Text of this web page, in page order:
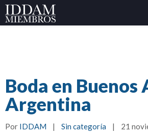
Boda en Buenos
Argentina
Por IDDAM | Sin categoría | 21